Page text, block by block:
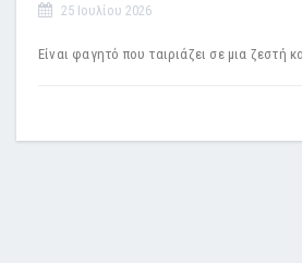
25 Ιουλίου 2026
Είναι φαγητό που ταιριάζει σε μια ζεστή